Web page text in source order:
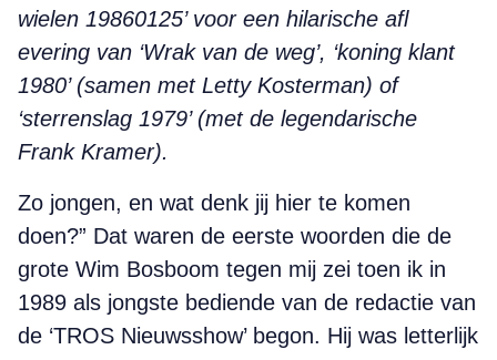
wielen 19860125’ voor een hilarische afl
evering van ‘Wrak van de weg’, ‘koning klant
1980’ (samen met Letty Kosterman) of
‘sterrenslag 1979’ (met de legendarische
Frank Kramer).
Zo jongen, en wat denk jij hier te komen
doen?” Dat waren de eerste woorden die de
grote Wim Bosboom tegen mij zei toen ik in
1989 als jongste bediende van de redactie van
de ‘TROS Nieuwsshow’ begon. Hij was letterlijk